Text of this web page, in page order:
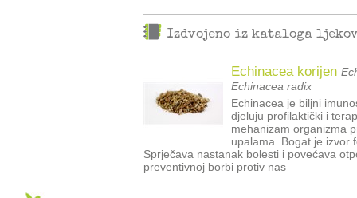
Izdvojeno iz kataloga
Echinacea korijen
Echinacea radix
Echinacea je biljni
djeluju profilaktički i
mehanizam organizma
upalama. Bogat je izvor
Sprječava nastanak bolesti i povećava
preventivnoj borbi protiv nas